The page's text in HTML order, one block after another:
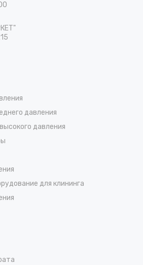
давления
давления
для клининга